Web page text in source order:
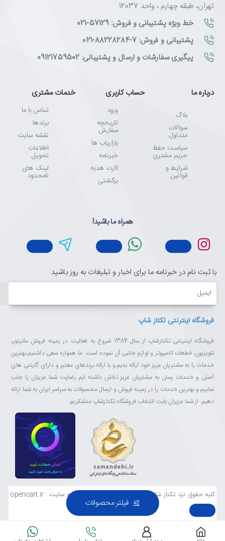
تهران، طبقه چهارم ، واحد 12037
خط ویژه پشتیبانی و فروش: 57129-021
پشتیبانی و فروش: 7-88228284-021
پیگیری سفارشات و ارسال و پشتیبانی: 09121759502
درباره ما
بلاگ
سوالات
متداول
سیاست حفظ
حریم مشتری
شرایط و
قوانین
حساب کاربری
ورود
تاریخچه
سفارش
بازاریاب ها
خبرنامه
کارت هدیه
برگشتی
خدمات مشتری
تماس با ما
برندها
نقشه سایت
اطلاعات
تحویل
لینک های
نامحدود
همراه ما باشید!
با ثبت نام در خبرنامه ما برای اخبار و تبلیغات به روز باشید
ایمیل
فروشگاه اینترنتی تکتاز شاپ
فروشگاه اینترنتی تکتازشاپ از سال 1384 شروع به فعالیت در زمینه فروش مانیتور،
تلویزیون، قطعات کامپیوتر و لوازم جانبی آن نموده است. ما همواره سعی داشتیم بهترین
خدمات را به مشتریان عزیز خود ارائه بدیم و با ارائه برندهای معتبر و دارای گارنتی های
اصلی و خدمات رسان به مشتریان عزیز تلاش داشته ایم رضایت شما عزیزان را جلب
نماییم و بهترین خدمات را در زمینه فروش و ارسال محصولات به سراسر ایران به شما ارائه
دهیم. از شما عزیزان بابت انتخاب فروشگاه تکتازشاپ متشکریم.
کلیه حقوق نزد تکتاز شاپ محفوظ است . طراحی و توسعه سایت : opencart.ir
فیلتر محصولات